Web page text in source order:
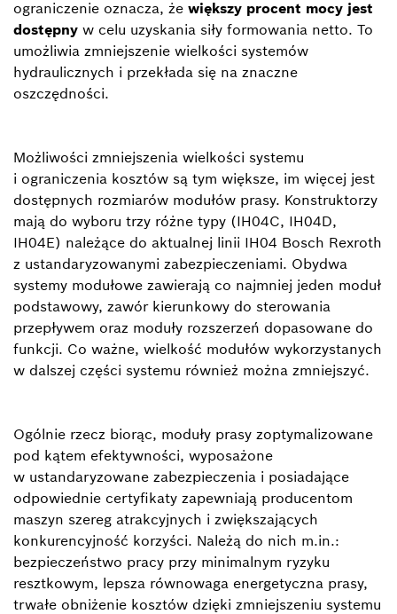
ograniczenie oznacza, że większy procent mocy jest
dostępny w celu uzyskania siły formowania netto. To
umożliwia zmniejszenie wielkości systemów
hydraulicznych i przekłada się na znaczne
oszczędności.
Możliwości zmniejszenia wielkości systemu
i ograniczenia kosztów są tym większe, im więcej jest
dostępnych rozmiarów modułów prasy. Konstruktorzy
mają do wyboru trzy różne typy (IH04C, IH04D,
IH04E) należące do aktualnej linii IH04 Bosch Rexroth
z ustandaryzowanymi zabezpieczeniami. Obydwa
systemy modułowe zawierają co najmniej jeden moduł
podstawowy, zawór kierunkowy do sterowania
przepływem oraz moduły rozszerzeń dopasowane do
funkcji. Co ważne, wielkość modułów wykorzystanych
w dalszej części systemu również można zmniejszyć.
Ogólnie rzecz biorąc, moduły prasy zoptymalizowane
pod kątem efektywności, wyposażone
w ustandaryzowane zabezpieczenia i posiadające
odpowiednie certyfikaty zapewniają producentom
maszyn szereg atrakcyjnych i zwiększających
konkurencyjność korzyści. Należą do nich m.in.:
bezpieczeństwo pracy przy minimalnym ryzyku
resztkowym, lepsza równowaga energetyczna prasy,
trwałe obniżenie kosztów dzięki zmniejszeniu systemu